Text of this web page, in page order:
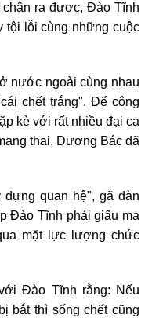
chân ra được, Đào Tĩnh
tội lỗi cùng những cuộc
nước ngoài cùng nhau
chết trắng". Để công
kè với rất nhiều đại ca
thai, Dương Bác đã
quan hệ", gã đàn
Đào Tĩnh phải giấu ma
mặt lực lượng chức
Đào Tĩnh rằng: Nếu
bắt thì sống chết cũng